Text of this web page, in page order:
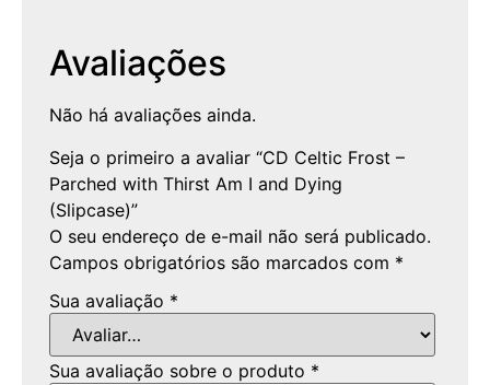
Avaliações
Não há avaliações ainda.
Seja o primeiro a avaliar “CD Celtic Frost –
Parched with Thirst Am I and Dying
(Slipcase)”
O seu endereço de e-mail não será publicado.
Campos obrigatórios são marcados com *
Sua avaliação *
Sua avaliação sobre o produto *